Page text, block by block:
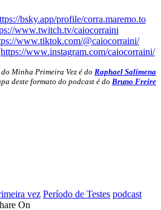
bsky.app/profile/corra.maremo.to
www.twitch.tv/caiocorraini
www.tiktok.com/@caiocorraini/
https://www.instagram.com/caiocorraini/
Minha Primeira Vez é do Raphael Salimena
deste formato do podcast é do Bruno Freire
vez Período de Testes podcast
On